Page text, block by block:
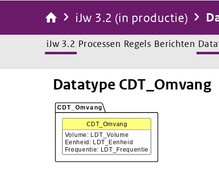
iJw 3.2 (in productie)
iJw 3.2 Processen Regels Berichten
Datatype CDT_Omvang